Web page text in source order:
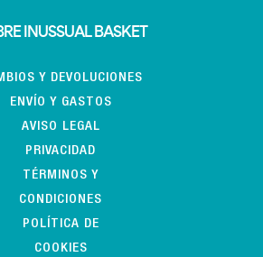
INUSSUAL BASKET
Y DEVOLUCIONES
ENVÍO Y GASTOS
AVISO LEGAL
PRIVACIDAD
TÉRMINOS Y
CONDICIONES
POLÍTICA DE
COOKIES